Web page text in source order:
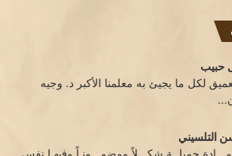
حبيب
لكل ما يجيئ به معلمنا الأكبر د. وجيه
التلسيني